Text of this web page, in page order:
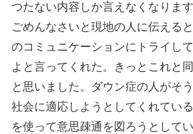
つたない内容しか言えなくなりま
ごめんなさいと現地の人に伝える
のコミュニケーションにトライし
よと言ってくれた。きっとこれと
と思いました。ダウン症の人がそ
社会に適応しようとしてくれてい
を使って意思疎通を図ろうとして